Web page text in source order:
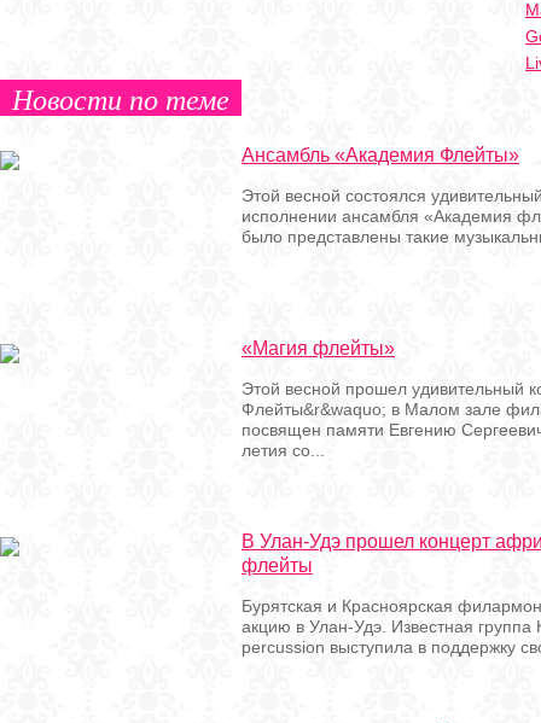
Новости по теме
Ансамбль «Академия Флейты»
Этой весной состоялся
исполнении ансамбля «Академия
было представлены такие
«Магия флейты»
Этой весной прошел удивительный
Флейты&r&waquo; в Малом зале
посвящен памяти Евгению
летия со...
В Улан-Удэ прошел концерт
флейты
Бурятская и Красноярская
акцию в Улан-Удэ. Известная
percussion выступила в поддержку